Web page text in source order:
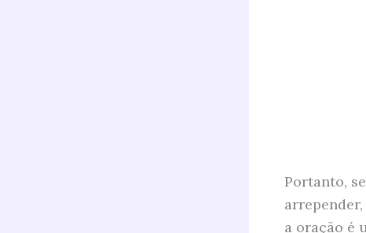
Portanto,
a oração é